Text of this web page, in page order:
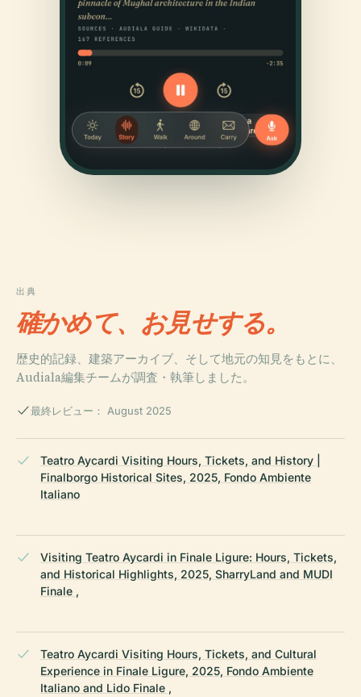
出典
確かめて、お見せする。
歴史的記録、建築アーカイブ、そして地元の知見をもとに、
Audiala編集チームが調査・執筆しました。
最終レビュー： August 2025
Teatro Aycardi Visiting Hours, Tickets, and History |
Finalborgo Historical Sites, 2025, Fondo Ambiente
Italiano
Visiting Teatro Aycardi in Finale Ligure: Hours, Tickets,
and Historical Highlights, 2025, SharryLand and MUDI
Finale ,
Teatro Aycardi Visiting Hours, Tickets, and Cultural
Experience in Finale Ligure, 2025, Fondo Ambiente
Italiano and Lido Finale ,